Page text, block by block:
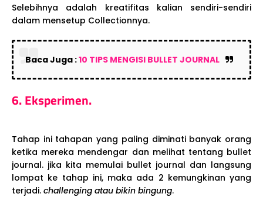
Selebihnya adalah kreatifitas kalian sendiri-sendiri
dalam mensetup Collectionnya.
Baca Juga :10 TIPS MENGISI BULLET JOURNAL
6. Eksperimen.
Tahap ini tahapan yang paling diminati banyak orang
ketika mereka mendengar dan melihat tentang bullet
journal. jika kita memulai bullet journal dan langsung
lompat ke tahap ini, maka ada 2 kemungkinan yang
terjadi. challenging atau bikin bingung.